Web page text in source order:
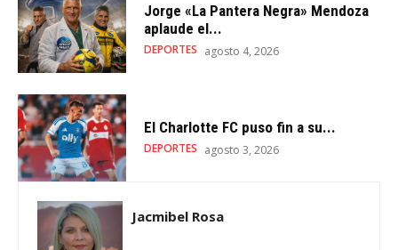
Jorge «La Pantera Negra» Mendoza
aplaude el...
DEPORTES agosto 4, 2026
El Charlotte FC puso fin a su...
DEPORTES agosto 3, 2026
Jacmibel Rosa